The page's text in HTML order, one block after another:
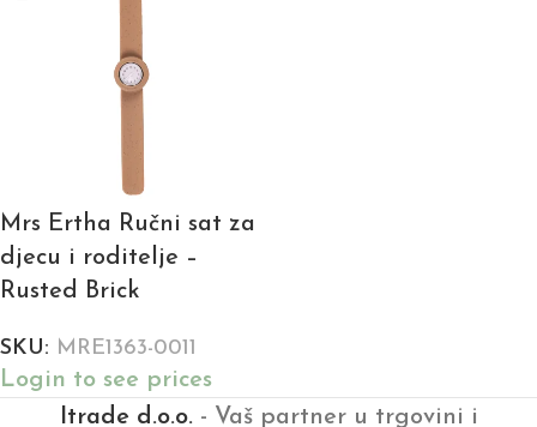
Mrs Ertha Ručni sat za
djecu i roditelje –
Rusted Brick
SKU: MRE1363-0011
Login to see prices
Itrade d.o.o.- Vaš partner u trgovini i